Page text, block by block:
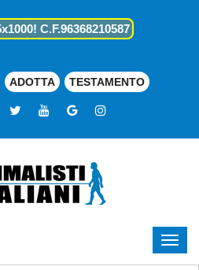
C.F.96368210587
ADOTTA TESTAMENTO